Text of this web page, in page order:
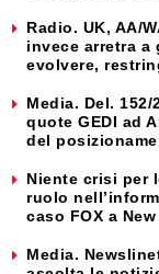
Radio. UK, AA/
invece arretra a
evolvere,
Media. Del.
quote GEDI ad
del
Niente crisi per
ruolo
caso FOX a
Media.